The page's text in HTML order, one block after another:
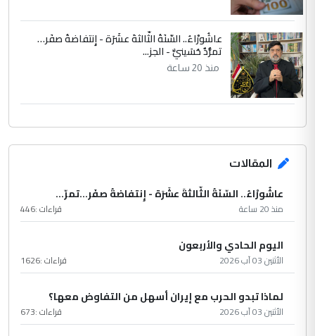
عاشُورْاءُ.. السّنَةُ الثّالثةَ عشَرَة - إِنتفاضةُ صفَر…
تمرُّدٌ حُسَينيٌّ - الجز...
منذ 20 ساعة
المقالات
عاشُورْاءُ.. السّنَةُ الثّالثةَ عشَرَة - إِنتفاضةُ صفَر…تمرّ...
منذ 20 ساعة قراءات :446
اليوم الحادي والأربعون
الأثنين 03 آب 2026 قراءات :1626
لماذا تبدو الحرب مع إيران أسهل من التفاوض معها؟
الأثنين 03 آب 2026 قراءات :673